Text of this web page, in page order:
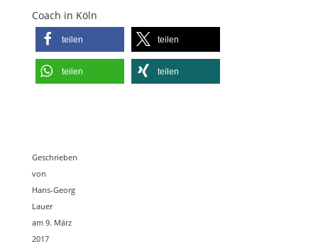
Coach in Köln
teilen teilen
teilen teilen
Geschrieben
von
Hans-Georg
Lauer
am 9. März
2017